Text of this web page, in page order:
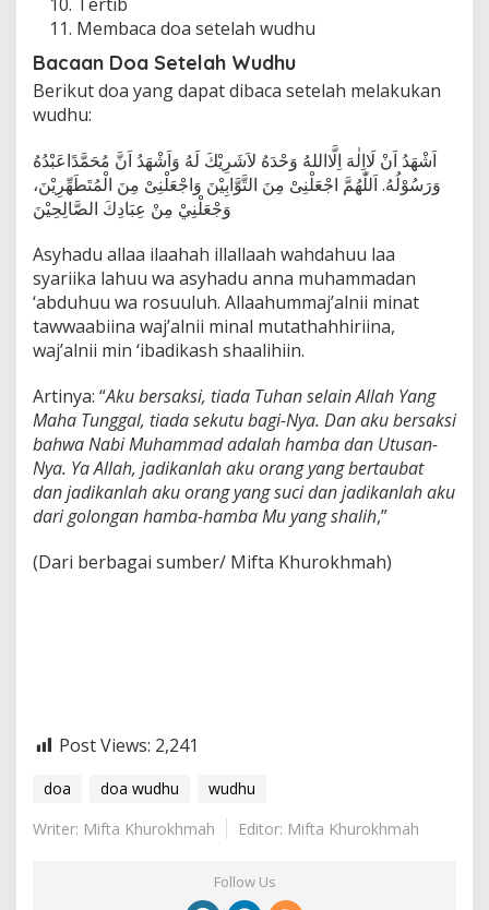
Membaca doa setelah wudhu
Bacaan Doa Setelah Wudhu
Berikut doa yang dapat dibaca setelah melakukan
wudhu:
اَشْهَدُ اَنْ لَااِلٰهَ اِلَّااللهُ وَحْدَهُ لاَشَرِيْكَ لَهُ وَاَشْهَدُ اَنَّ مُحَمَّدًاعَبْدُهُ
وَرَسُوْلُهُ. اَللّٰهُمَّ اجْعَلْنِىْ مِنَ التَّوَّابِيْنَ وَاجْعَلْنِىْ مِنَ الْمُتَطَهِّرِيْنَ،
وَجْعَلْنِيْ مِنْ عِبَادِكَ الصَّالِحِيْنَ
Asyhadu allaa ilaahah illallaah wahdahuu laa
syariika lahuu wa asyhadu anna muhammadan
‘abduhuu wa rosuuluh. Allaahummaj’alnii minat
tawwaabiina waj’alnii minal mutathahhiriina,
waj’alnii min ‘ibadikash shaalihiin.
Artinya: “Aku bersaksi, tiada Tuhan selain Allah Yang
Maha Tunggal, tiada sekutu bagi-Nya. Dan aku bersaksi
bahwa Nabi Muhammad adalah hamba dan Utusan-
Nya. Ya Allah, jadikanlah aku orang yang bertaubat
dan jadikanlah aku orang yang suci dan jadikanlah aku
dari golongan hamba-hamba Mu yang shalih,”
(Dari berbagai sumber/ Mifta Khurokhmah)
Post Views: 2,241
doa doa wudhu
wudhu
Writer: Mifta Khurokhmah
Editor: Mifta Khurokhmah
Follow Us